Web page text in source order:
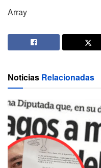
Array
Noticias Relacionadas